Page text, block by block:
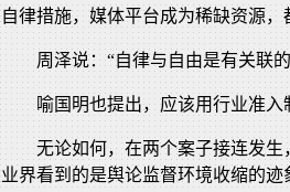
自律措施，媒体平台成为稀缺资源
周泽说：“自律与自由是有关联
喻国明也提出，应该用行业准
无论如何，在两个案子接连发
业界看到的是舆论监督环境收缩的迹